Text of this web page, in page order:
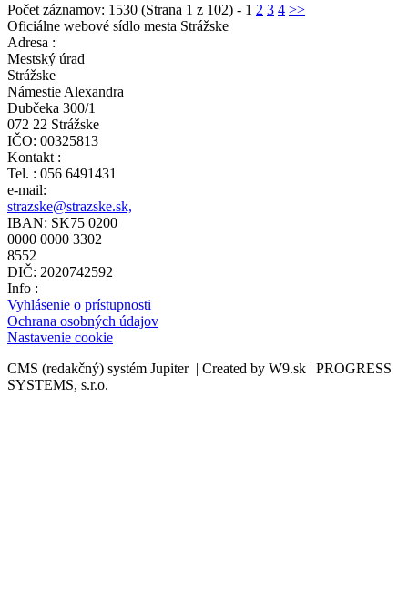
Počet záznamov: 1530 (Strana 1 z 102) - 1 2 3 4 >>
Oficiálne webové sídlo mesta Strážske
Adresa :
Mestský úrad
Strážske
Námestie Alexandra
Dubčeka 300/1
072 22 Strážske
IČO: 00325813
Kontakt :
Tel. : 056 6491431
e-mail:
strazske@strazske.sk,
IBAN: SK75 0200
0000 0000 3302
8552
DIČ: 2020742592
Info :
Vyhlásenie o prístupnosti
Ochrana osobných údajov
Nastavenie cookie
CMS (redakčný) systém Jupiter | Created by W9.sk | PROGRESS
SYSTEMS, s.r.o.